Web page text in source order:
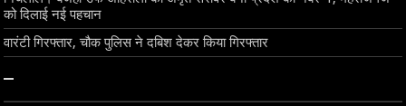
को दिलाई नई पहचान
वारंटी गिरफ्तार, चौक पुलिस ने दबिश देकर किया गिरफ्तार
–